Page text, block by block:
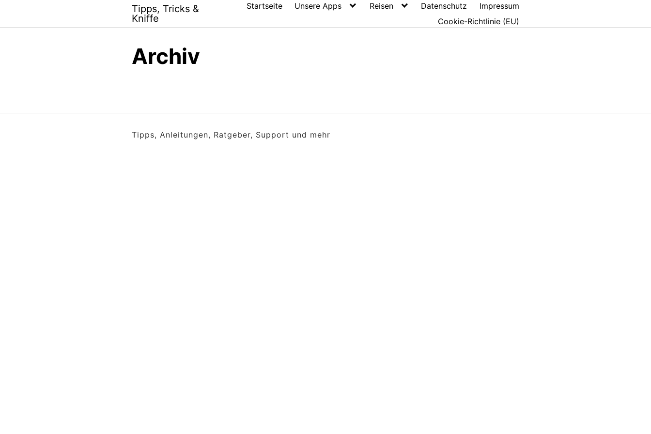
content
Tipps, Tricks &
Kniffe
Startseite Unsere Apps Reisen Datenschutz
Impressum
Cookie-Richtlinie (EU)
Archiv
Tipps, Anleitungen, Ratgeber, Support und mehr